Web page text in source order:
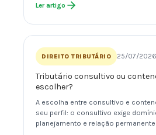
Ler artigo
DIREITO TRIBUTÁRIO 25/07/2026
Tributário consultivo ou
escolher?
A escolha entre consultivo e
seu perfil: o consultivo exige
planejamento e relação